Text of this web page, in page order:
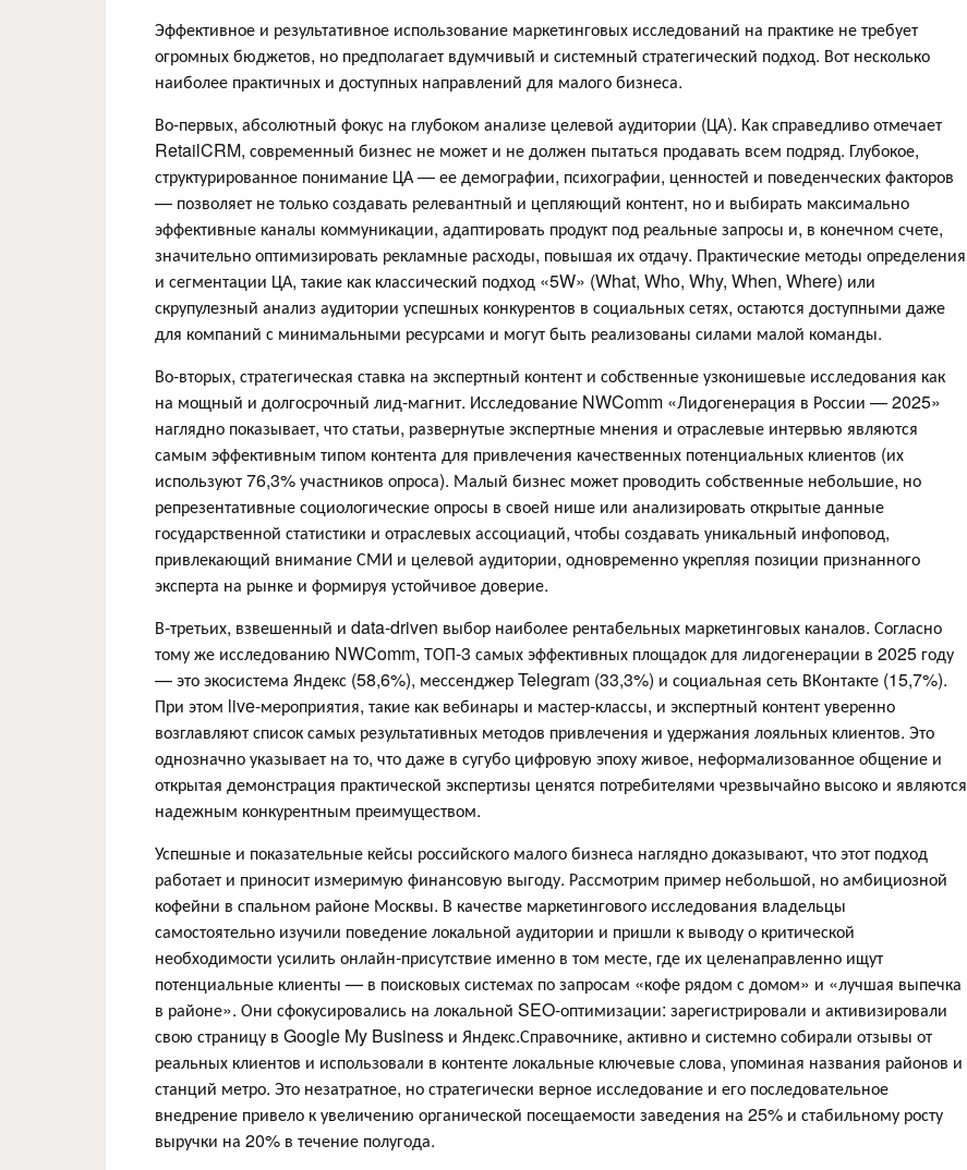
Эффективное и результативное использование маркетинговых исследований на практике не требует
огромных бюджетов, но предполагает вдумчивый и системный стратегический подход. Вот несколько
наиболее практичных и доступных направлений для малого бизнеса.
Во-первых, абсолютный фокус на глубоком анализе целевой аудитории (ЦА). Как справедливо отмечает
RetailCRM, современный бизнес не может и не должен пытаться продавать всем подряд. Глубокое,
структурированное понимание ЦА — ее демографии, психографии, ценностей и поведенческих факторов
— позволяет не только создавать релевантный и цепляющий контент, но и выбирать максимально
эффективные каналы коммуникации, адаптировать продукт под реальные запросы и, в конечном счете,
значительно оптимизировать рекламные расходы, повышая их отдачу. Практические методы определения
и сегментации ЦА, такие как классический подход «5W» (What, Who, Why, When, Where) или
скрупулезный анализ аудитории успешных конкурентов в социальных сетях, остаются доступными даже
для компаний с минимальными ресурсами и могут быть реализованы силами малой команды.
Во-вторых, стратегическая ставка на экспертный контент и собственные узконишевые исследования как
на мощный и долгосрочный лид-магнит. Исследование NWComm «Лидогенерация в России — 2025»
наглядно показывает, что статьи, развернутые экспертные мнения и отраслевые интервью являются
самым эффективным типом контента для привлечения качественных потенциальных клиентов (их
используют 76,3% участников опроса). Малый бизнес может проводить собственные небольшие, но
репрезентативные социологические опросы в своей нише или анализировать открытые данные
государственной статистики и отраслевых ассоциаций, чтобы создавать уникальный инфоповод,
привлекающий внимание СМИ и целевой аудитории, одновременно укрепляя позиции признанного
эксперта на рынке и формируя устойчивое доверие.
В-третьих, взвешенный и data-driven выбор наиболее рентабельных маркетинговых каналов. Согласно
тому же исследованию NWComm, ТОП-3 самых эффективных площадок для лидогенерации в 2025 году
— это экосистема Яндекс (58,6%), мессенджер Telegram (33,3%) и социальная сеть ВКонтакте (15,7%).
При этом live-мероприятия, такие как вебинары и мастер-классы, и экспертный контент уверенно
возглавляют список самых результативных методов привлечения и удержания лояльных клиентов. Это
однозначно указывает на то, что даже в сугубо цифровую эпоху живое, неформализованное общение и
открытая демонстрация практической экспертизы ценятся потребителями чрезвычайно высоко и являются
надежным конкурентным преимуществом.
Успешные и показательные кейсы российского малого бизнеса наглядно доказывают, что этот подход
работает и приносит измеримую финансовую выгоду. Рассмотрим пример небольшой, но амбициозной
кофейни в спальном районе Москвы. В качестве маркетингового исследования владельцы
самостоятельно изучили поведение локальной аудитории и пришли к выводу о критической
необходимости усилить онлайн-присутствие именно в том месте, где их целенаправленно ищут
потенциальные клиенты — в поисковых системах по запросам «кофе рядом с домом» и «лучшая выпечка
в районе». Они сфокусировались на локальной SEO-оптимизации: зарегистрировали и активизировали
свою страницу в Google My Business и Яндекс.Справочнике, активно и системно собирали отзывы от
реальных клиентов и использовали в контенте локальные ключевые слова, упоминая названия районов и
станций метро. Это незатратное, но стратегически верное исследование и его последовательное
внедрение привело к увеличению органической посещаемости заведения на 25% и стабильному росту
выручки на 20% в течение полугода.